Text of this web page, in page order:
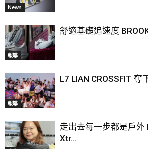
News
報導
舒適基礎追速度
報導
L7 LIAN CROSSFIT 奪
走出去每一步都是戶外
Xtr...